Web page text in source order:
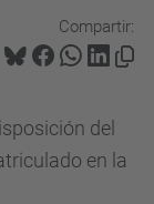
Compartir:
del
en la